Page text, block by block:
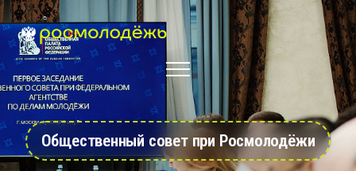
Общественный совет при Росмолодёжи